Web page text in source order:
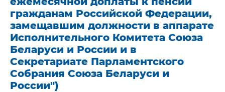
гражданам Российской Федерации,
замещавшим должности в аппарате
Исполнительного Комитета Союза
Беларуси и России и в
Секретариате Парламентского
Собрания Союза Беларуси и
России")